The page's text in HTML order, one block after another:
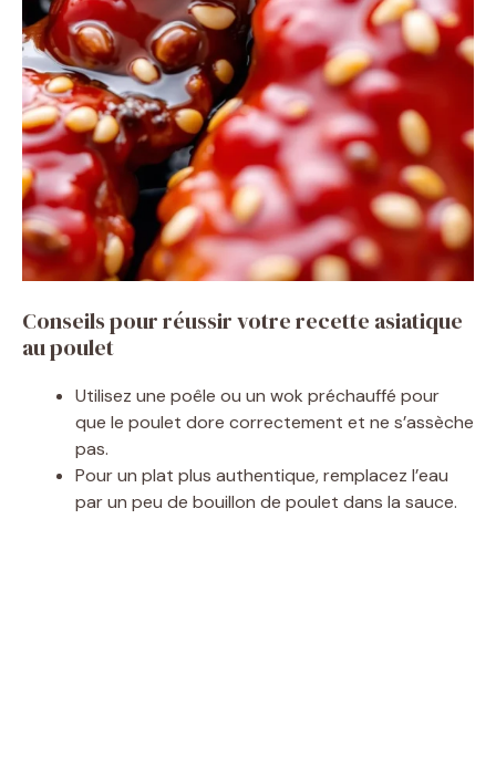
Conseils pour réussir votre recette asiatique
au poulet
Utilisez une poêle ou un wok préchauffé pour
que le poulet dore correctement et ne s’assèche
pas.
Pour un plat plus authentique, remplacez l’eau
par un peu de bouillon de poulet dans la sauce.